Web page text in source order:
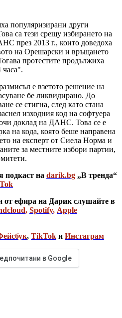
популяризирани други
са тези срещу избирането на
през 2013 г., които доведоха
на Орешарски и връщането
протестите продължиха
е взетото решение на
бе ликвидирано. До
се стигна, след като стана
изходния код на софтуера
доклад на ДАНС. Това се е
на кода, която беше направена
на експерт от Сиела Норма и
за местните избори партии,
подкаст на darik.bg „В тренда“
от ефира на Дарик слушайте в
, Spotify, Apple
, TikTok и Инстаграм
в Google